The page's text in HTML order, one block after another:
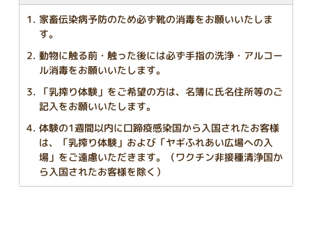
家畜伝染病予防のため必ず靴の消毒をお願いいたしま
す。
動物に触る前・触った後には必ず手指の洗浄・アルコー
ル消毒をお願いいたします。
「乳搾り体験」をご希望の方は、名簿に氏名住所等のご
記入をお願いいたします。
体験の1週間以内に口蹄疫感染国から入国されたお客様
は、「乳搾り体験」および「ヤギふれあい広場への入
場」をご遠慮いただきます。（ワクチン非接種清浄国か
ら入国されたお客様を除く）